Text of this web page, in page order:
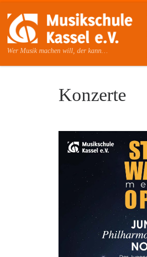
Skip to content
Wer Musik machen will, der kann…
Konzerte